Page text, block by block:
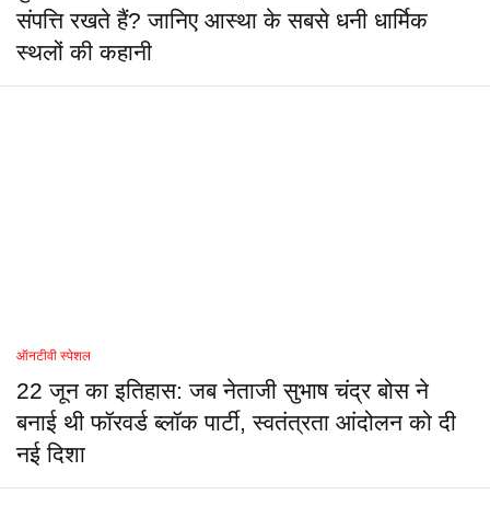
संपत्ति रखते हैं? जानिए आस्था के सबसे धनी धार्मिक
स्थलों की कहानी
ऑनटीवी स्पेशल
22 जून का इतिहास: जब नेताजी सुभाष चंद्र बोस ने
बनाई थी फॉरवर्ड ब्लॉक पार्टी, स्वतंत्रता आंदोलन को दी
नई दिशा